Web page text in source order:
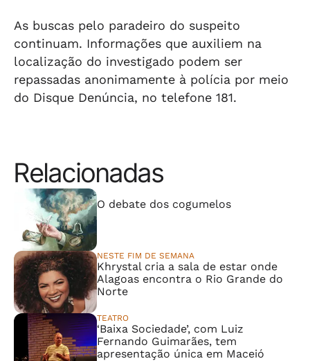
As buscas pelo paradeiro do suspeito
continuam. Informações que auxiliem na
localização do investigado podem ser
repassadas anonimamente à polícia por meio
do Disque Denúncia, no telefone 181.
Relacionadas
O debate dos cogumelos
NESTE FIM DE SEMANA
Khrystal cria a sala de estar onde
Alagoas encontra o Rio Grande do
Norte
TEATRO
‘Baixa Sociedade’, com Luiz
Fernando Guimarães, tem
apresentação única em Maceió